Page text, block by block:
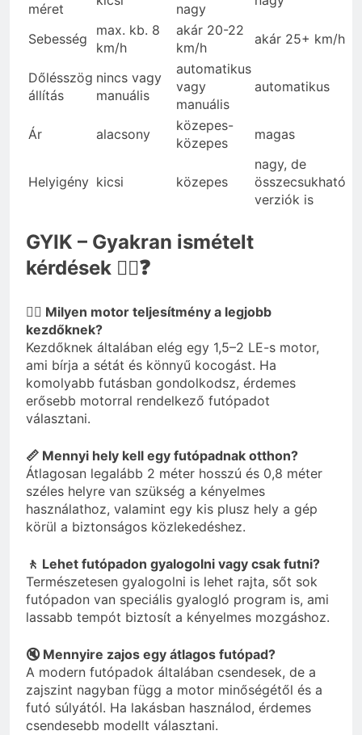
méret
nagy
Sebesség
max. kb. 8
km/h
akár 20-22
km/h
akár 25+ km/h
Dőlésszög
állítás
nincs vagy
manuális
automatikus
vagy
manuális
automatikus
Ár alacsony
közepes-
közepes
magas
Helyigény kicsi közepes
nagy, de
összecsukható
verziók is
GYIK – Gyakran ismételt
kérdések 🏃‍♂️❓
🏃‍♀️ Milyen motor teljesítmény a legjobb
kezdőknek?
Kezdőknek általában elég egy 1,5–2 LE-s motor,
ami bírja a sétát és könnyű kocogást. Ha
komolyabb futásban gondolkodsz, érdemes
erősebb motorral rendelkező futópadot
választani.
📏 Mennyi hely kell egy futópadnak otthon?
Átlagosan legalább 2 méter hosszú és 0,8 méter
széles helyre van szükség a kényelmes
használathoz, valamint egy kis plusz hely a gép
körül a biztonságos közlekedéshez.
🚶 Lehet futópadon gyalogolni vagy csak futni?
Természetesen gyalogolni is lehet rajta, sőt sok
futópadon van speciális gyalogló program is, ami
lassabb tempót biztosít a kényelmes mozgáshoz.
🔇 Mennyire zajos egy átlagos futópad?
A modern futópadok általában csendesek, de a
zajszint nagyban függ a motor minőségétől és a
futó súlyától. Ha lakásban használod, érdemes
csendesebb modellt választani.